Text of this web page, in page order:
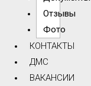
Отзывы
Фото
КОНТАКТЫ
ДМС
ВАКАНСИИ